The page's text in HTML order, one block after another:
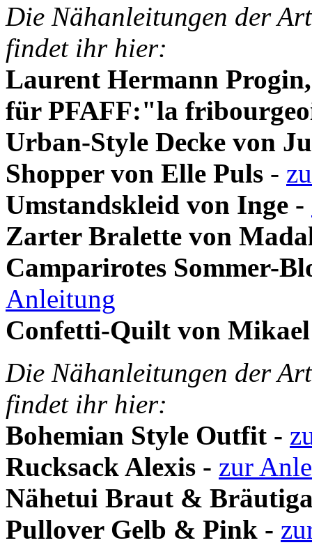
Die Nähanleitungen der
findet ihr hier:
Laurent Hermann
für PFAFF:"la
Urban-Style Decke von
Shopper von Elle Puls -
Umstandskleid von Inge -
Zarter Bralette von
Camparirotes Sommer-
Anleitung
Confetti-Quilt von
Die Nähanleitungen der
findet ihr hier:
Bohemian Style Outfit -
Rucksack Alexis - zur
Nähetui Braut &
Pullover Gelb & Pink -